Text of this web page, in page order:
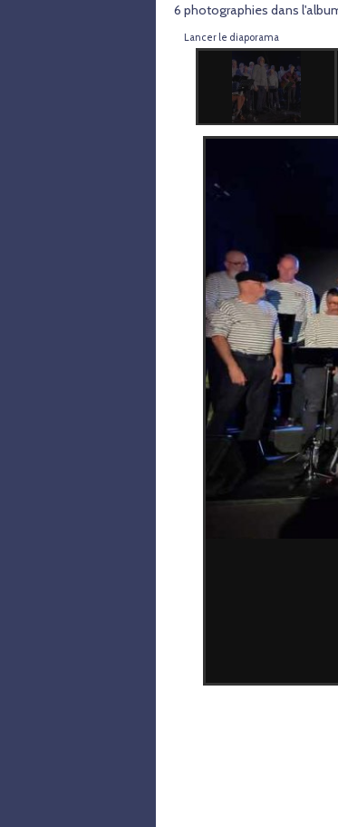
6 photographies dans
Lancer le diaporama